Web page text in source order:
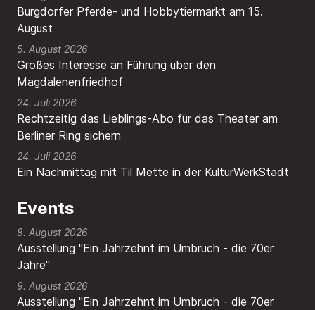
Burgdorfer Pferde- und Hobbytiermarkt am 15.
August
Großes Interesse an Führung über den
Magdalenenfriedhof
5. August 2026
Rechtzeitig das Lieblings-Abo für das Theater am
Berliner Ring sichern
24. Juli 2026
Ein Nachmittag mit Til Mette in der KulturWerkStadt
24. Juli 2026
Events
8. August 2026
Ausstellung "Ein Jahrzehnt im Umbruch - die 70er
Jahre"
9. August 2026
Ausstellung "Ein Jahrzehnt im Umbruch - die 70er